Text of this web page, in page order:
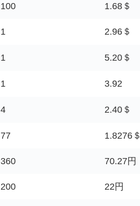
100 1.68＄
1 2.96＄
1 5.20＄
1 3.92
4 2.40＄
77 1.8276＄
360 70.27円
200 22円